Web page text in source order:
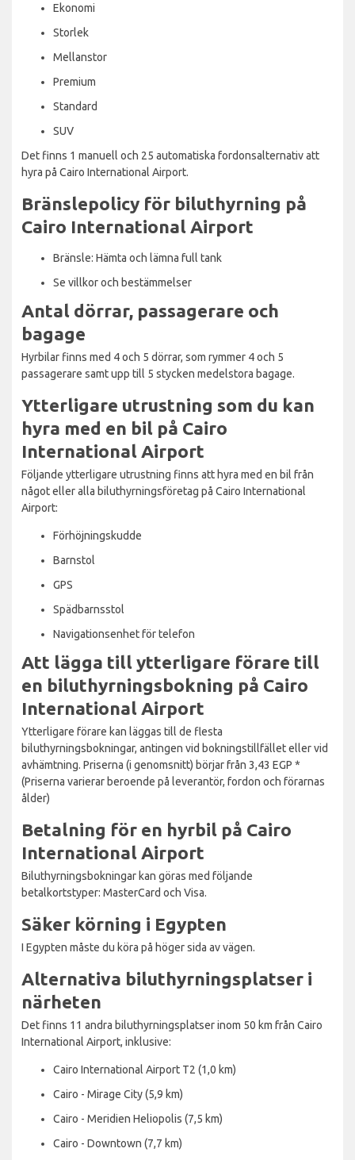
Ekonomi
Storlek
Mellanstor
Premium
Standard
SUV
Det finns 1 manuell och 25 automatiska fordonsalternativ att
hyra på Cairo International Airport.
Bränslepolicy för biluthyrning på
Cairo International Airport
Bränsle: Hämta och lämna full tank
Se villkor och bestämmelser
Antal dörrar, passagerare och
bagage
Hyrbilar finns med 4 och 5 dörrar, som rymmer 4 och 5
passagerare samt upp till 5 stycken medelstora bagage.
Ytterligare utrustning som du kan
hyra med en bil på Cairo
International Airport
Följande ytterligare utrustning finns att hyra med en bil från
något eller alla biluthyrningsföretag på Cairo International
Airport:
Förhöjningskudde
Barnstol
GPS
Spädbarnsstol
Navigationsenhet för telefon
Att lägga till ytterligare förare till
en biluthyrningsbokning på Cairo
International Airport
Ytterligare förare kan läggas till de flesta
biluthyrningsbokningar, antingen vid bokningstillfället eller vid
avhämtning. Priserna (i genomsnitt) börjar från 3,43 EGP *
(Priserna varierar beroende på leverantör, fordon och förarnas
ålder)
Betalning för en hyrbil på Cairo
International Airport
Biluthyrningsbokningar kan göras med följande
betalkortstyper: MasterCard och Visa.
Säker körning i Egypten
I Egypten måste du köra på höger sida av vägen.
Alternativa biluthyrningsplatser i
närheten
Det finns 11 andra biluthyrningsplatser inom 50 km från Cairo
International Airport, inklusive:
Cairo International Airport T2 (1,0 km)
Cairo - Mirage City (5,9 km)
Cairo - Meridien Heliopolis (7,5 km)
Cairo - Downtown (7,7 km)